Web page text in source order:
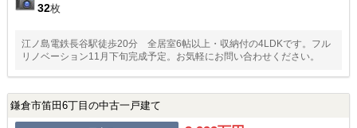
32枚
江ノ島電鉄長谷駅徒歩20分 全居室6帖以上・収納付の4LDKです。フル
リノベーション11月下旬完成予定。お気軽にお問い合わせください。
鎌倉市笛田6丁目の中古一戸建て